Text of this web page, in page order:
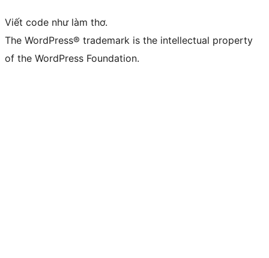
Viết code như làm thơ.
The WordPress® trademark is the intellectual property
of the WordPress Foundation.